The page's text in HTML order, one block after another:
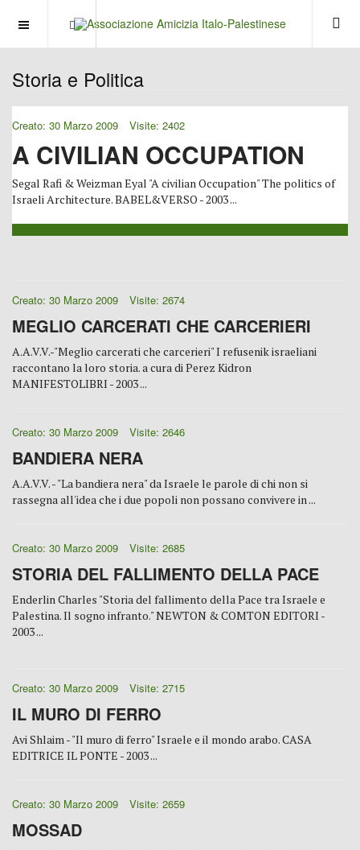
OFF CANVAS
Storia e Politica
Creato: 30 Marzo 2009 Visite: 2402
A CIVILIAN OCCUPATION
Segal Rafi & Weizman Eyal "A civilian Occupation" The politics of
Israeli Architecture. BABEL&VERSO - 2003 ...
Creato: 30 Marzo 2009 Visite: 2674
MEGLIO CARCERATI CHE CARCERIERI
A.A.V.V.-"Meglio carcerati che carcerieri" I refusenik israeliani
raccontano la loro storia. a cura di Perez Kidron
MANIFESTOLIBRI - 2003 ...
Creato: 30 Marzo 2009 Visite: 2646
BANDIERA NERA
A.A.V.V. - "La bandiera nera" da Israele le parole di chi non si
rassegna all'idea che i due popoli non possano convivere in ...
Creato: 30 Marzo 2009 Visite: 2685
STORIA DEL FALLIMENTO DELLA PACE
Enderlin Charles "Storia del fallimento della Pace tra Israele e
Palestina. Il sogno infranto." NEWTON & COMTON EDITORI -
2003 ...
Creato: 30 Marzo 2009 Visite: 2715
IL MURO DI FERRO
Avi Shlaim - "Il muro di ferro" Israele e il mondo arabo. CASA
EDITRICE IL PONTE - 2003 ...
Creato: 30 Marzo 2009 Visite: 2659
MOSSAD